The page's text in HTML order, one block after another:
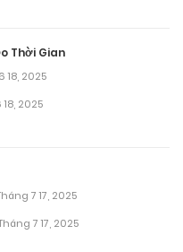
Thời Gian
18, 2025
2025
7 17, 2025
7 17, 2025